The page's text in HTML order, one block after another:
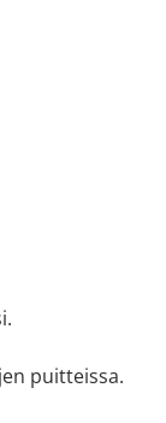
puitteissa.